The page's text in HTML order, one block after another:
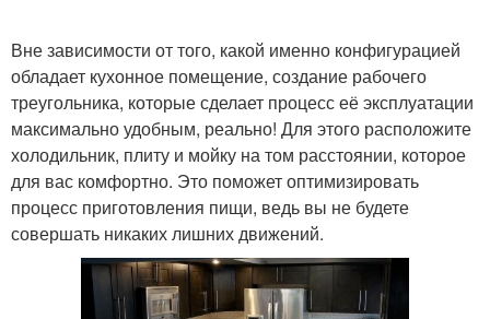
Вне зависимости от того, какой именно конфигурацией
обладает кухонное помещение, создание рабочего
треугольника, которые сделает процесс её эксплуатации
максимально удобным, реально! Для этого расположите
холодильник, плиту и мойку на том расстоянии, которое
для вас комфортно. Это поможет оптимизировать
процесс приготовления пищи, ведь вы не будете
совершать никаких лишних движений.